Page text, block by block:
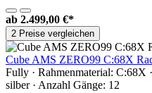
ab 2.499,00 €*
2 Preise vergleichen
Cube AMS ZERO99 C:68X
Fully · Rahmenmaterial: C:68X
silber · Anzahl Gänge: 12